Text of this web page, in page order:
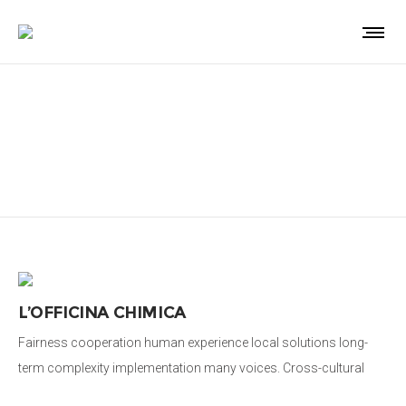
L’OFFICINA CHIMICA
Fairness cooperation human experience local solutions long-
term complexity implementation many voices. Cross-cultural